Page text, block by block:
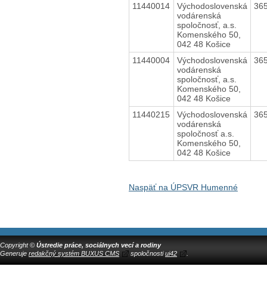
11440014
Východoslovenská
vodárenská
spoločnosť, a.s.
Komenského 50,
042 48 Košice
11440004
Východoslovenská
vodárenská
spoločnosť, a.s.
Komenského 50,
042 48 Košice
11440215
Východoslovenská
vodárenská
spoločnosť a.s.
Komenského 50,
042 48 Košice
Naspäť na ÚPSVR Humenné
Copyright © Ústredie práce, sociálnych vecí a rodiny
Generuje redakčný systém BUXUS CMS spoločnostiui42